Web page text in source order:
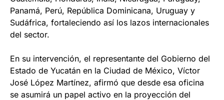
Panamá, Perú, República Dominicana, Uruguay y
Sudáfrica, fortaleciendo así los lazos internacionales
del sector.
En su intervención, el representante del Gobierno del
Estado de Yucatán en la Ciudad de México, Víctor
José López Martínez, afirmó que desde esa oficina
se asumirá un papel activo en la proyección del